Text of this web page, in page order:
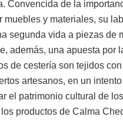
Convencida de la
muebles y materiales, su
segunda vida a piezas de
además, una apuesta por
de cestería son tejidos
artesanos, en un
el patrimonio cultural de
productos de Calma